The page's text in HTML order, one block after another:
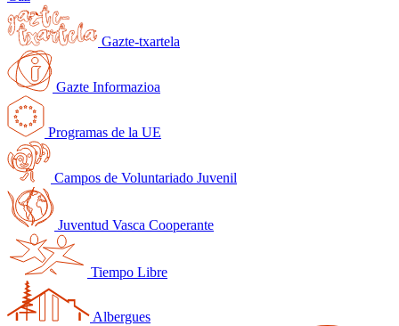
Gazte-txartela
Gazte Informazioa
Programas de la UE
Campos de Voluntariado Juvenil
Juventud Vasca Cooperante
Tiempo Libre
Albergues